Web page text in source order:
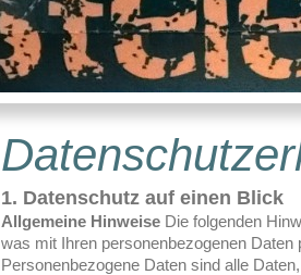
1. Datenschutz auf einen Blick
Allgemeine Hinweise Die folgenden
was mit Ihren personenbezogenen
Personenbezogene Daten sind alle